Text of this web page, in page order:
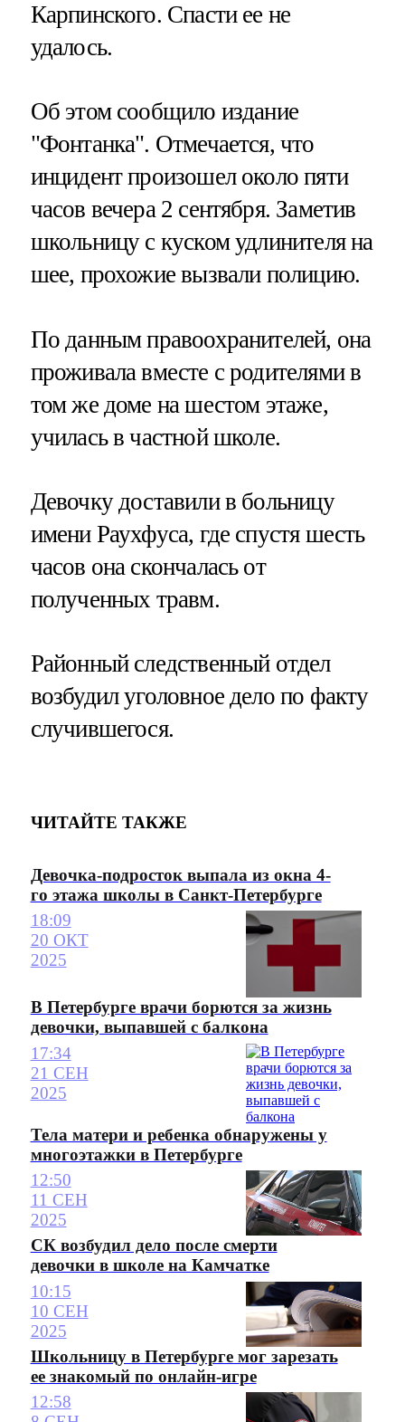
Карпинского. Спасти ее не
удалось.
Об этом сообщило издание
"Фонтанка". Отмечается, что
инцидент произошел около пяти
часов вечера 2 сентября. Заметив
школьницу с куском удлинителя на
шее, прохожие вызвали полицию.
По данным правоохранителей, она
проживала вместе с родителями в
том же доме на шестом этаже,
училась в частной школе.
Девочку доставили в больницу
имени Раухфуса, где спустя шесть
часов она скончалась от
полученных травм.
Районный следственный отдел
возбудил уголовное дело по факту
случившегося.
ЧИТАЙТЕ ТАКЖЕ
Девочка-подросток выпала из окна 4-
го этажа школы в Санкт-Петербурге
18:09
20 ОКТ
2025
В Петербурге врачи борются за жизнь
девочки, выпавшей с балкона
17:34
21 СЕН
2025
Тела матери и ребенка обнаружены у
многоэтажки в Петербурге
12:50
11 СЕН
2025
СК возбудил дело после смерти
девочки в школе на Камчатке
10:15
10 СЕН
2025
Школьницу в Петербурге мог зарезать
ее знакомый по онлайн-игре
12:58